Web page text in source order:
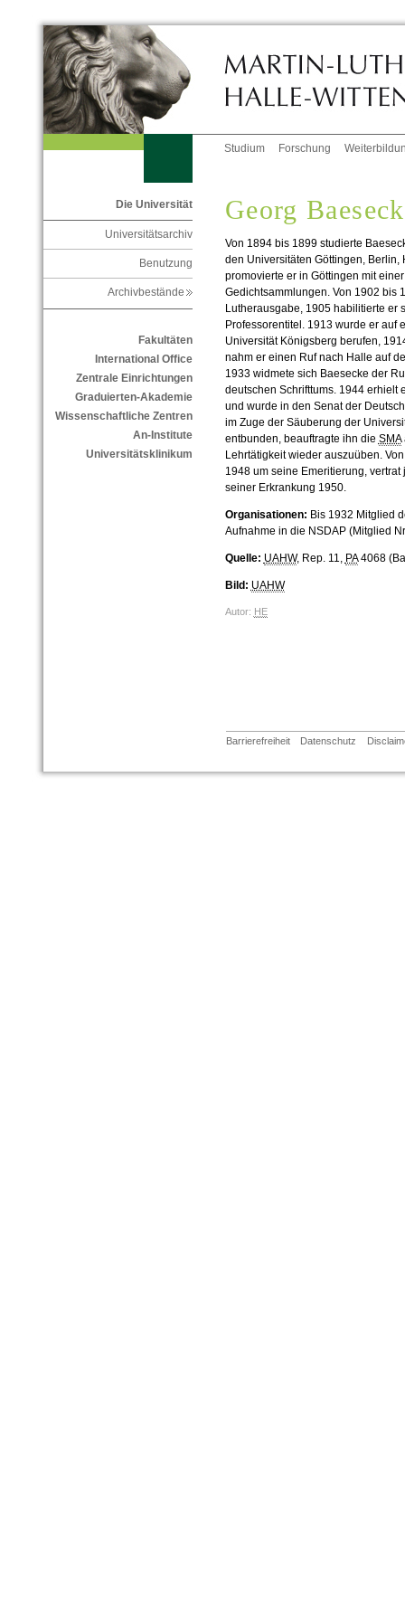
Studium Forschung
Die Universität
Universitätsarchiv
Benutzung
Archivbestände
Fakultäten
International Office
Zentrale Einrichtungen
Graduierten-Akademie
Wissenschaftliche Zentren
An-Institute
Universitätsklinikum
Georg
Von 1894 bis 1899 studierte
den Universitäten Göttingen,
promovierte er in Göttingen mit
Gedichtsammlungen. Von 1902 bis
Lutherausgabe, 1905 habilitierte er
Professorentitel. 1913 wurde er auf
Universität Königsberg berufen,
nahm er einen Ruf nach Halle auf
1933 widmete sich Baesecke der
deutschen Schrifttums. 1944 erhielt
und wurde in den Senat der
im Zuge der Säuberung der
entbunden, beauftragte ihn die SMA
Lehrtätigkeit wieder auszuüben.
1948 um seine Emeritierung,
seiner Erkrankung 1950.
Organisationen: Bis 1932 Mitglied
Aufnahme in die NSDAP (Mitglied
Quelle: UAHW, Rep. 11, PA4068
Bild: UAHW
Autor: HE
Barrierefreiheit Datenschutz